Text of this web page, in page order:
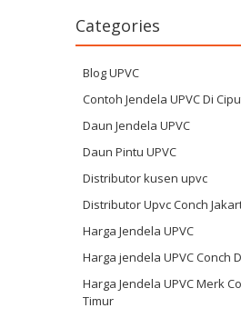
Categories
Blog UPVC
Contoh Jendela UPVC Di
Daun Jendela UPVC
Daun Pintu UPVC
Distributor kusen upvc
Distributor Upvc Conch
Harga Jendela UPVC
Harga jendela UPVC Conch
Harga Jendela UPVC Merk
Timur